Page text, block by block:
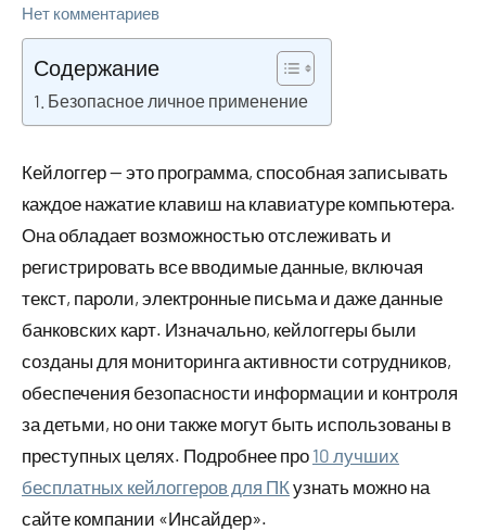
Нет комментариев
Содержание
Безопасное личное применение
Кейлоггер — это программа, способная записывать
каждое нажатие клавиш на клавиатуре компьютера.
Она обладает возможностью отслеживать и
регистрировать все вводимые данные, включая
текст, пароли, электронные письма и даже данные
банковских карт. Изначально, кейлоггеры были
созданы для мониторинга активности сотрудников,
обеспечения безопасности информации и контроля
за детьми, но они также могут быть использованы в
преступных целях. Подробнее про 10 лучших
бесплатных кейлоггеров для ПК узнать можно на
сайте компании «Инсайдер».